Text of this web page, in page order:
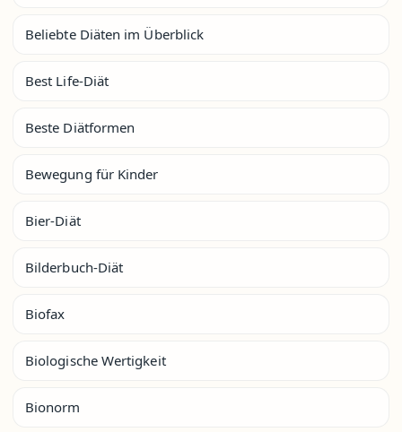
Beliebte Diäten im Überblick
Best Life-Diät
Beste Diätformen
Bewegung für Kinder
Bier-Diät
Bilderbuch-Diät
Biofax
Biologische Wertigkeit
Bionorm